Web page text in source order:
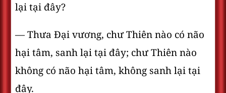
lại tại đây?
— Thưa Ðại vương, chư Thiên nào có não
hại tâm, sanh lại tại đây; chư Thiên nào
không có não hại tâm, không sanh lại tại
đây.